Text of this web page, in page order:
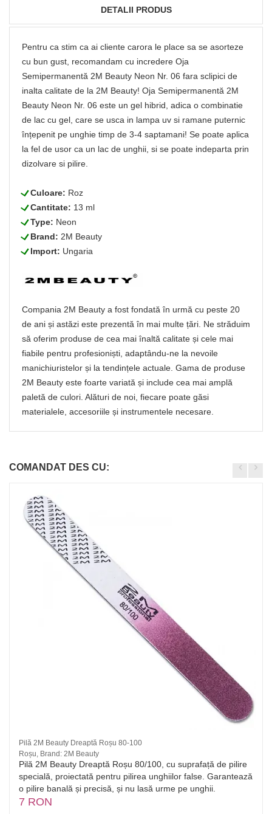
DETALII PRODUS
Pentru ca stim ca ai cliente carora le place sa se asorteze
cu bun gust, recomandam cu incredere Oja
Semipermanentă 2M Beauty Neon Nr. 06 fara sclipici de
inalta calitate de la 2M Beauty! Oja Semipermanentă 2M
Beauty Neon Nr. 06 este un gel hibrid, adica o combinatie
de lac cu gel, care se usca in lampa uv si ramane puternic
înțepenit pe unghie timp de 3-4 saptamani! Se poate aplica
la fel de usor ca un lac de unghii, si se poate indeparta prin
dizolvare si pilire.
LCuloare: Roz
LCantitate: 13 ml
LType: Neon
LBrand: 2M Beauty
LImport: Ungaria
Compania 2M Beauty a fost fondată în urmă cu peste 20
de ani și astăzi este prezentă în mai multe țări. Ne străduim
să oferim produse de cea mai înaltă calitate și cele mai
fiabile pentru profesioniști, adaptându-ne la nevoile
manichiuristelor și la tendințele actuale. Gama de produse
2M Beauty este foarte variată și include cea mai amplă
paletă de culori. Alături de noi, fiecare poate găsi
materialele, accesoriile și instrumentele necesare.
COMANDAT DES CU:
Pilă 2M Beauty Dreaptă Roșu 80-100
Roșu, Brand: 2M Beauty
Pilă 2M Beauty Dreaptă Roșu 80/100, cu suprafață de pilire
specială, proiectată pentru pilirea unghiilor false. Garantează
o pilire banală și precisă, și nu lasă urme pe unghii.
7 RON